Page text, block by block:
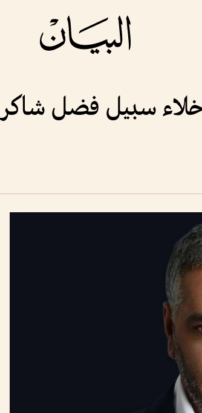
إخلاء سبيل فضل شاكر